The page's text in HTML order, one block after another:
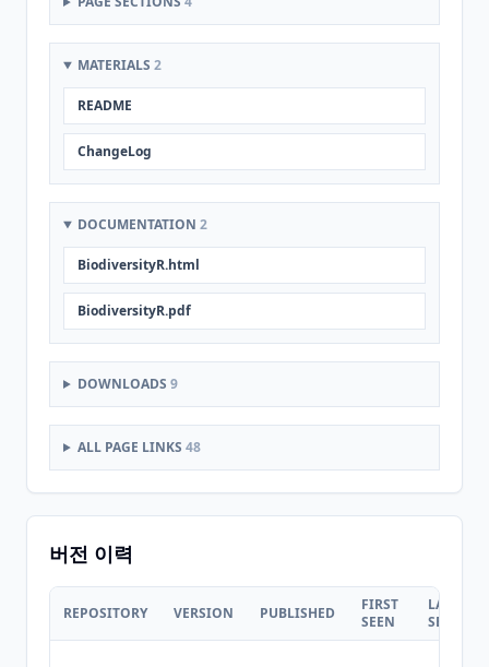
MATERIALS 2
README
ChangeLog
DOCUMENTATION 2
BiodiversityR.html
BiodiversityR.pdf
DOWNLOADS 9
ALL PAGE LINKS 48
버전 이력
REPOSITORY VERSION PUBLISHED
FIRST
SEEN
LAST
SEEN